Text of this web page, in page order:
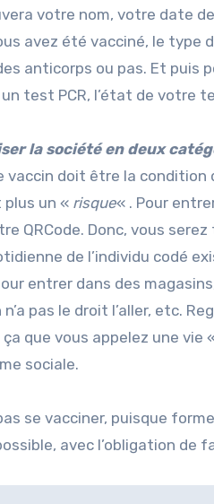
votre nom, votre date
avez été vacciné, le type
anticorps ou pas. Et puis
test PCR, l’état de votre
la société en deux
vaccin doit être la condition
plus un « risque« . Pour
QRCode. Donc, vous serez
de l’individu codé
entrer dans des
pas le droit l’aller, etc.
que vous appelez une
sociale.
se vacciner, puisque
avec l’obligation de